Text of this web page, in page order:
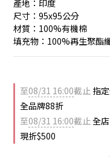
產地：印度
尺寸：95x95公分
材質：100%有機棉
填充物：100%再生聚酯
至08/31 16:00截止 指
全品牌88折
至08/31 16:00截止全
現折$500